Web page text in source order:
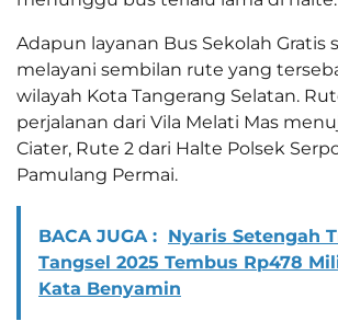
Adapun layanan Bus Sekolah Gratis
melayani sembilan rute yang
wilayah Kota Tangerang Selatan.
perjalanan dari Vila Melati Mas
Ciater, Rute 2 dari Halte Polsek
Pamulang Permai.
BACA JUGA : Nyaris Setengah
Tangsel 2025 Tembus Rp478
Kata Benyamin